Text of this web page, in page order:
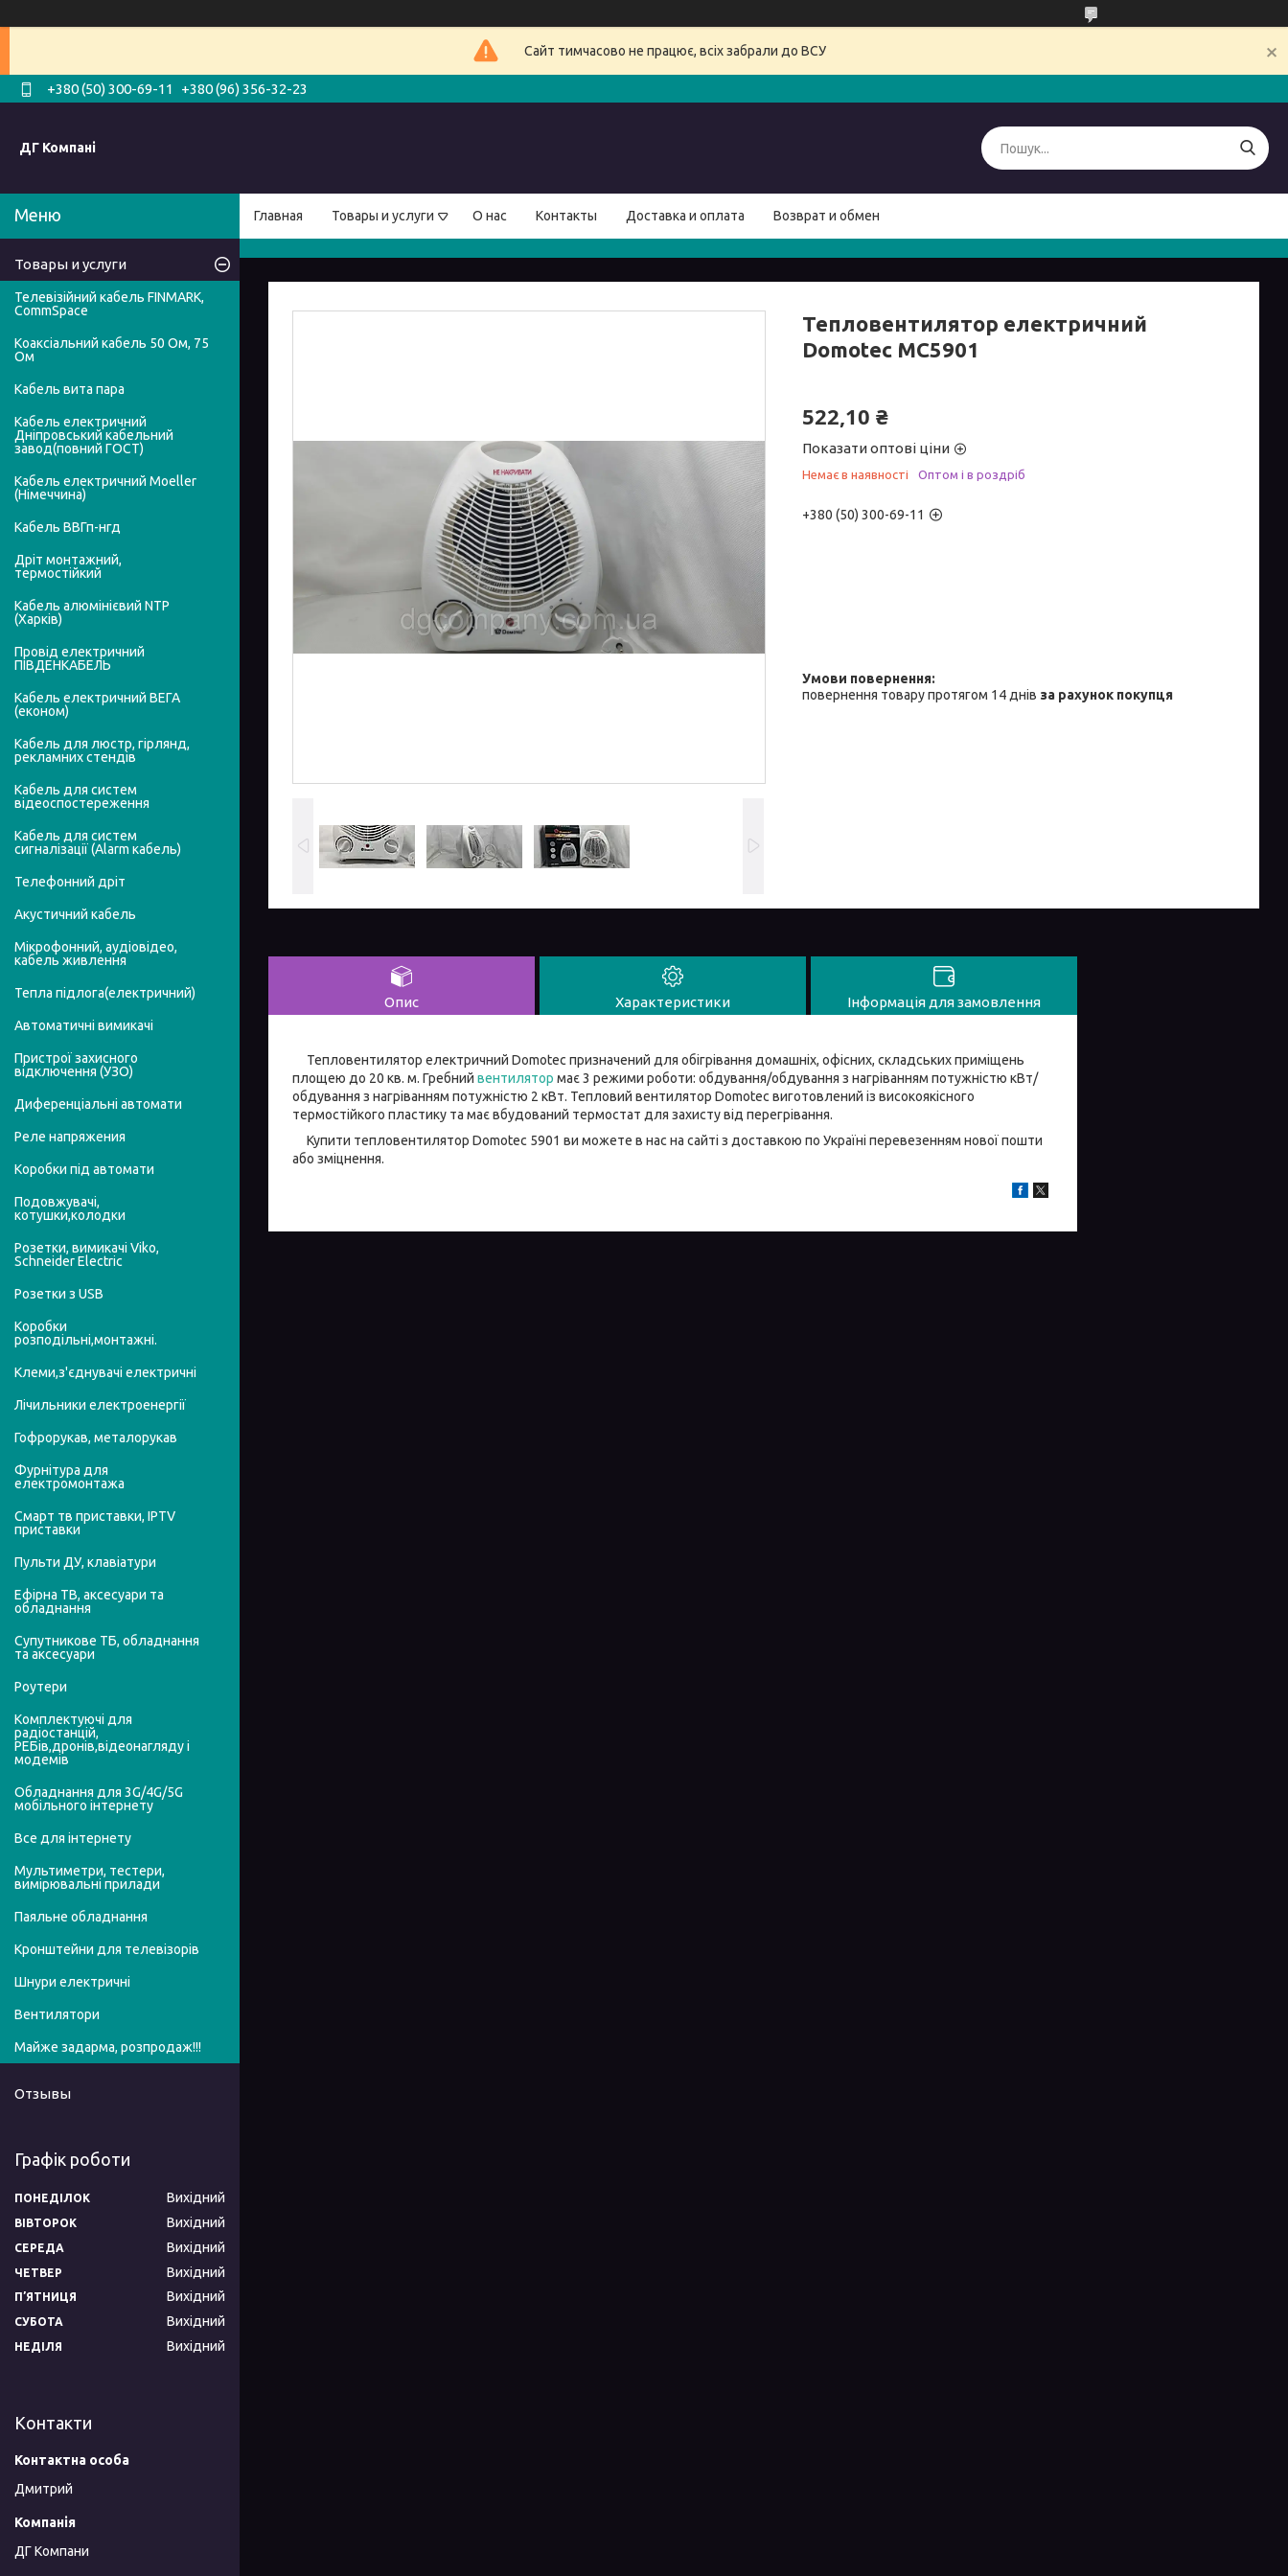
Сайт тимчасово не працює, всіх забрали до ВСУ
+380 (50) 300-69-11 +380 (96) 356-32-23
ДГ Компані
Главная Товары и услуги О нас Контакты Доставка и оплата Возврат и обмен
Тепловентилятор електричний
Domotec MC5901
522,10 ₴
Показати оптові ціни
Немає в наявності Оптом і в роздріб
+380 (50) 300-69-11
повернення товару протягом 14 днів за рахунок покупця
Опис Характеристики Інформація для замовлення
Тепловентилятор електричний Domotec призначений для обігрівання домашніх, офісних, складських приміщень
площею до 20 кв. м. Гребний вентилятор має 3 режими роботи: обдування/обдування з нагріванням потужністю кВт/
обдування з нагріванням потужністю 2 кВт. Тепловий вентилятор Domotec виготовлений із високоякісного
термостійкого пластику та має вбудований термостат для захисту від перегрівання.
Купити тепловентилятор Domotec 5901 ви можете в нас на сайті з доставкою по Україні перевезенням нової пошти
або зміцнення.
Товары и услуги
Телевізійний кабель FINMARK,
CommSpace
Коаксіальний кабель 50 Ом, 75
Ом
Кабель вита пара
Кабель електричний
Дніпровський кабельний
завод(повний ГОСТ)
Кабель електричний Moeller
(Німеччина)
Кабель ВВГп-нгд
Дріт монтажний,
термостійкий
Кабель алюмінієвий NTP
(Харків)
Провід електричний
ПІВДЕНКАБЕЛЬ
Кабель електричний ВЕГА
(економ)
Кабель для люстр, гірлянд,
рекламних стендів
Кабель для систем
відеоспостереження
Кабель для систем
сигналізації (Alarm кабель)
Телефонний дріт
Акустичний кабель
Мікрофонний, аудіовідео,
кабель живлення
Тепла підлога(електричний)
Автоматичні вимикачі
Пристрої захисного
відключення (УЗО)
Диференціальні автомати
Реле напряжения
Коробки під автомати
Подовжувачі,
котушки,колодки
Розетки, вимикачі Viko,
Schneider Electric
Розетки з USB
Коробки
розподільні,монтажні.
Клеми,з'єднувачі електричні
Лічильники електроенергії
Гофрорукав, металорукав
Фурнітура для
електромонтажа
Смарт тв приставки, IPTV
приставки
Пульти ДУ, клавіатури
Ефірна ТВ, аксесуари та
обладнання
Супутникове ТБ, обладнання
та аксесуари
Роутери
Комплектуючі для
радіостанцій,
РЕБів,дронів,відеонагляду і
модемів
Обладнання для 3G/4G/5G
мобільного інтернету
Все для інтернету
Мультиметри, тестери,
вимірювальні прилади
Паяльне обладнання
Кронштейни для телевізорів
Шнури електричні
Вентилятори
Майже задарма, розпродаж!!!
Отзывы
Графік роботи
ПОНЕДІЛОК Вихідний
ВІВТОРОК Вихідний
СЕРЕДА Вихідний
ЧЕТВЕР Вихідний
ПʼЯТНИЦЯ Вихідний
СУБОТА Вихідний
НЕДІЛЯ Вихідний
Контакти
Дмитрий
ДГ Компани